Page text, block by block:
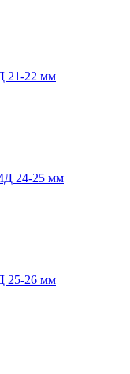
21-22 мм
24-25 мм
25-26 мм